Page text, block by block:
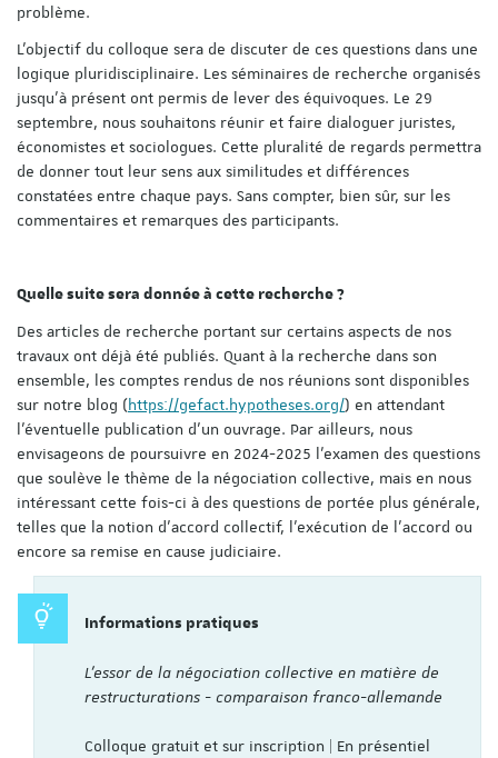
problème.
L’objectif du colloque sera de discuter de ces questions dans une
logique pluridisciplinaire. Les séminaires de recherche organisés
jusqu’à présent ont permis de lever des équivoques. Le 29
septembre, nous souhaitons réunir et faire dialoguer juristes,
économistes et sociologues. Cette pluralité de regards permettra
de donner tout leur sens aux similitudes et différences
constatées entre chaque pays. Sans compter, bien sûr, sur les
commentaires et remarques des participants.
Quelle suite sera donnée à cette recherche ?
Des articles de recherche portant sur certains aspects de nos
travaux ont déjà été publiés. Quant à la recherche dans son
ensemble, les comptes rendus de nos réunions sont disponibles
sur notre blog (https://gefact.hypotheses.org/) en attendant
l’éventuelle publication d’un ouvrage. Par ailleurs, nous
envisageons de poursuivre en 2024-2025 l’examen des questions
que soulève le thème de la négociation collective, mais en nous
intéressant cette fois-ci à des questions de portée plus générale,
telles que la notion d’accord collectif, l’exécution de l’accord ou
encore sa remise en cause judiciaire.
Informations pratiques
L'essor de la négociation collective en matière de
restructurations - comparaison franco-allemande
Colloque gratuit et sur inscription | En présentiel